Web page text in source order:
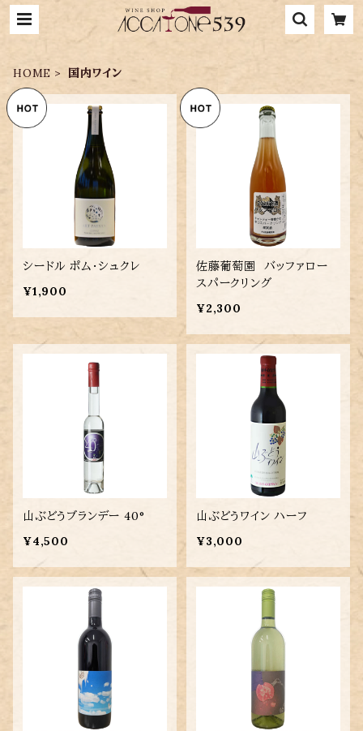
HOME 国内ワイン
シードル ポム・シュクレ
¥1,900
佐藤葡萄園 バッファロー
スパークリング
¥2,300
山ぶどうブランデー 40°
¥4,500
山ぶどうワイン ハーフ
¥3,000